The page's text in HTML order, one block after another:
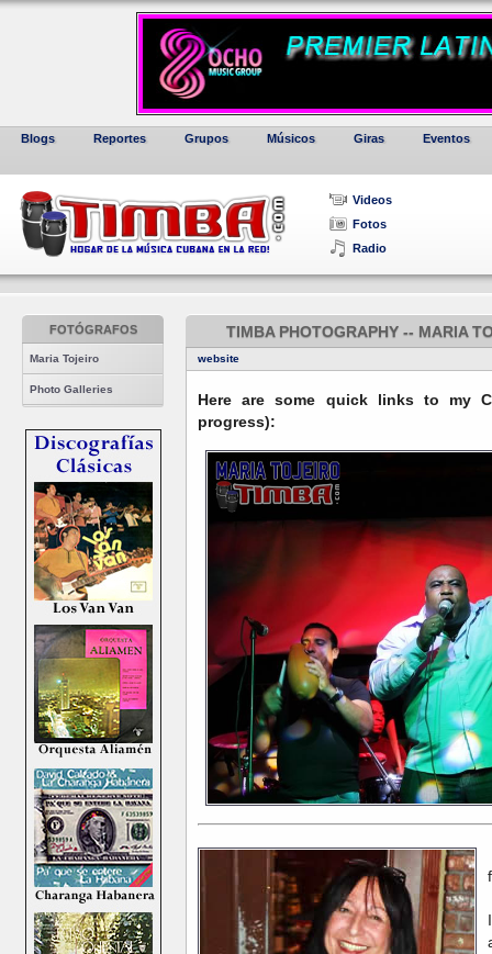
Blogs Reportes Grupos Músicos Giras Eventos
Videos
Fotos
Radio
FOTÓGRAFOS
Maria Tojeiro
Photo Galleries
TIMBA PHOTOGRAPHY -- MARIA
website
Here are some quick links to my
progress):